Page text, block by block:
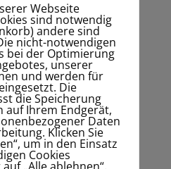
Name*
E-Mail-Adresse
*
Website
Webseite
sind notwendig
andere sind
nicht-notwendigen
bei der Optimierung
unserer
und werden für
Die
die Speicherung
Ihrem Endgerät,
Daten
Klicken Sie
um in den Einsatz
Cookies